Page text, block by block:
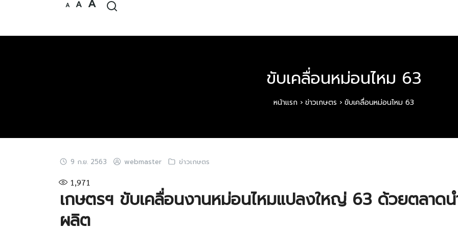
Afont
Afont
A
font
ขับเคลื่อนหม่อนไหม 63
หน้าแรก› ข่าวเกษตร › ขับเคลื่อนหม่อนไหม 63
9 ก.ย. 2563 webmaster ข่าวเกษตร
1,971
เกษตรฯ ขับเคลื่อนงานหม่อนไหมแปลงใหญ่ 63 ด้วยตลาดน
ผลิต